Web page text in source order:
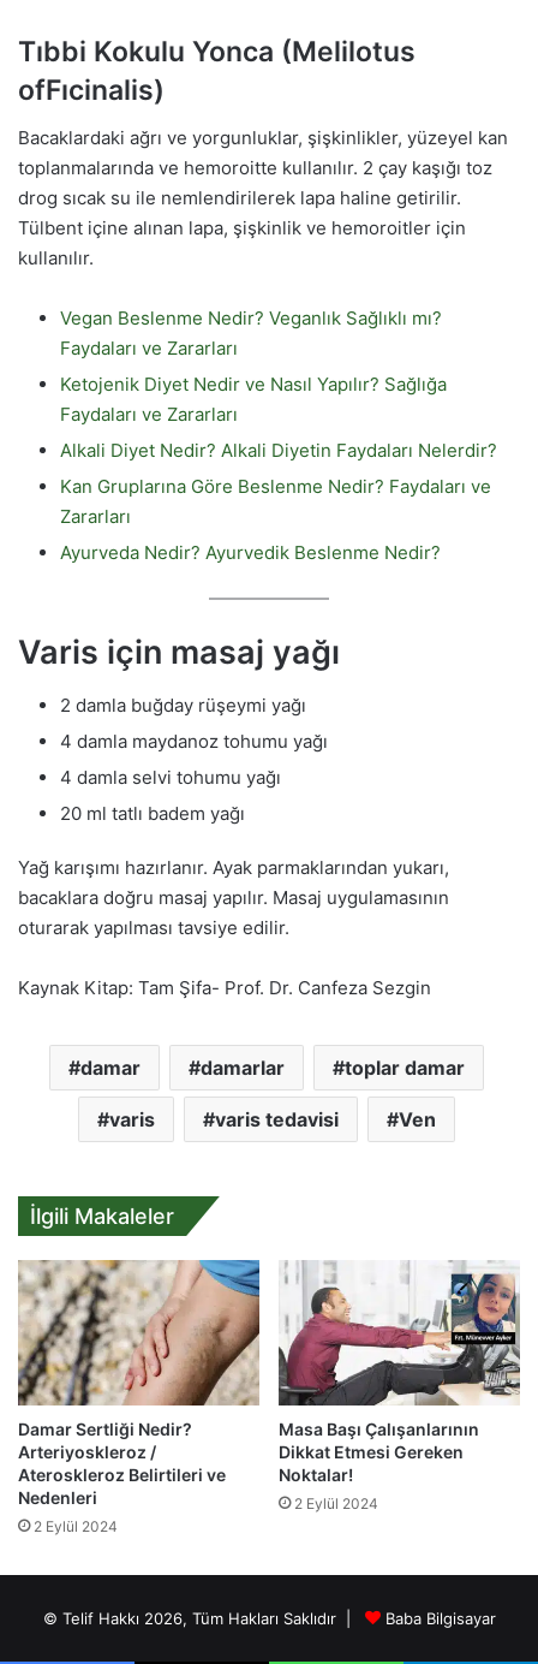
Tıbbi Kokulu Yonca (Melilotus
ofFıcinalis)
Bacaklardaki ağrı ve yorgunluklar, şişkinlikler, yüzeyel kan
toplanmalarında ve hemoroitte kullanılır. 2 çay kaşığı toz
drog sıcak su ile nemlendirilerek lapa haline getirilir.
Tülbent içine alınan lapa, şişkinlik ve hemoroitler için
kullanılır.
Vegan Beslenme Nedir? Veganlık Sağlıklı mı?
Faydaları ve Zararları
Ketojenik Diyet Nedir ve Nasıl Yapılır? Sağlığa
Faydaları ve Zararları
Alkali Diyet Nedir? Alkali Diyetin Faydaları Nelerdir?
Kan Gruplarına Göre Beslenme Nedir? Faydaları ve
Zararları
Ayurveda Nedir? Ayurvedik Beslenme Nedir?
Varis için masaj yağı
2 damla buğday rüşeymi yağı
4 damla maydanoz tohumu yağı
4 damla selvi tohumu yağı
20 ml tatlı badem yağı
Yağ karışımı hazırlanır. Ayak parmaklarından yukarı,
bacaklara doğru masaj yapılır. Masaj uygulamasının
oturarak yapılması tavsiye edilir.
Kaynak Kitap: Tam Şifa- Prof. Dr. Canfeza Sezgin
damar damarlar toplar damar
varis varis tedavisi Ven
İlgili Makaleler
Damar Sertliği Nedir?
Arteriyoskleroz /
Ateroskleroz Belirtileri ve
Nedenleri
2 Eylül 2024
Masa Başı Çalışanlarının
Dikkat Etmesi Gereken
Noktalar!
2 Eylül 2024
© Telif Hakkı 2026, Tüm Hakları Saklıdır | Baba Bilgisayar